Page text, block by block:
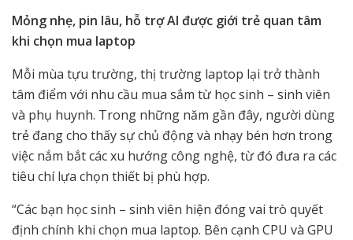
Mỏng nhẹ, pin lâu, hỗ trợ AI được giới trẻ quan tâm
khi chọn mua laptop
Mỗi mùa tựu trường, thị trường laptop lại trở thành
tâm điểm với nhu cầu mua sắm từ học sinh – sinh viên
và phụ huynh. Trong những năm gần đây, người dùng
trẻ đang cho thấy sự chủ động và nhạy bén hơn trong
việc nắm bắt các xu hướng công nghệ, từ đó đưa ra các
tiêu chí lựa chọn thiết bị phù hợp.
“Các bạn học sinh – sinh viên hiện đóng vai trò quyết
định chính khi chọn mua laptop. Bên cạnh CPU và GPU